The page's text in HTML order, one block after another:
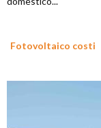
Fotovoltaico costi